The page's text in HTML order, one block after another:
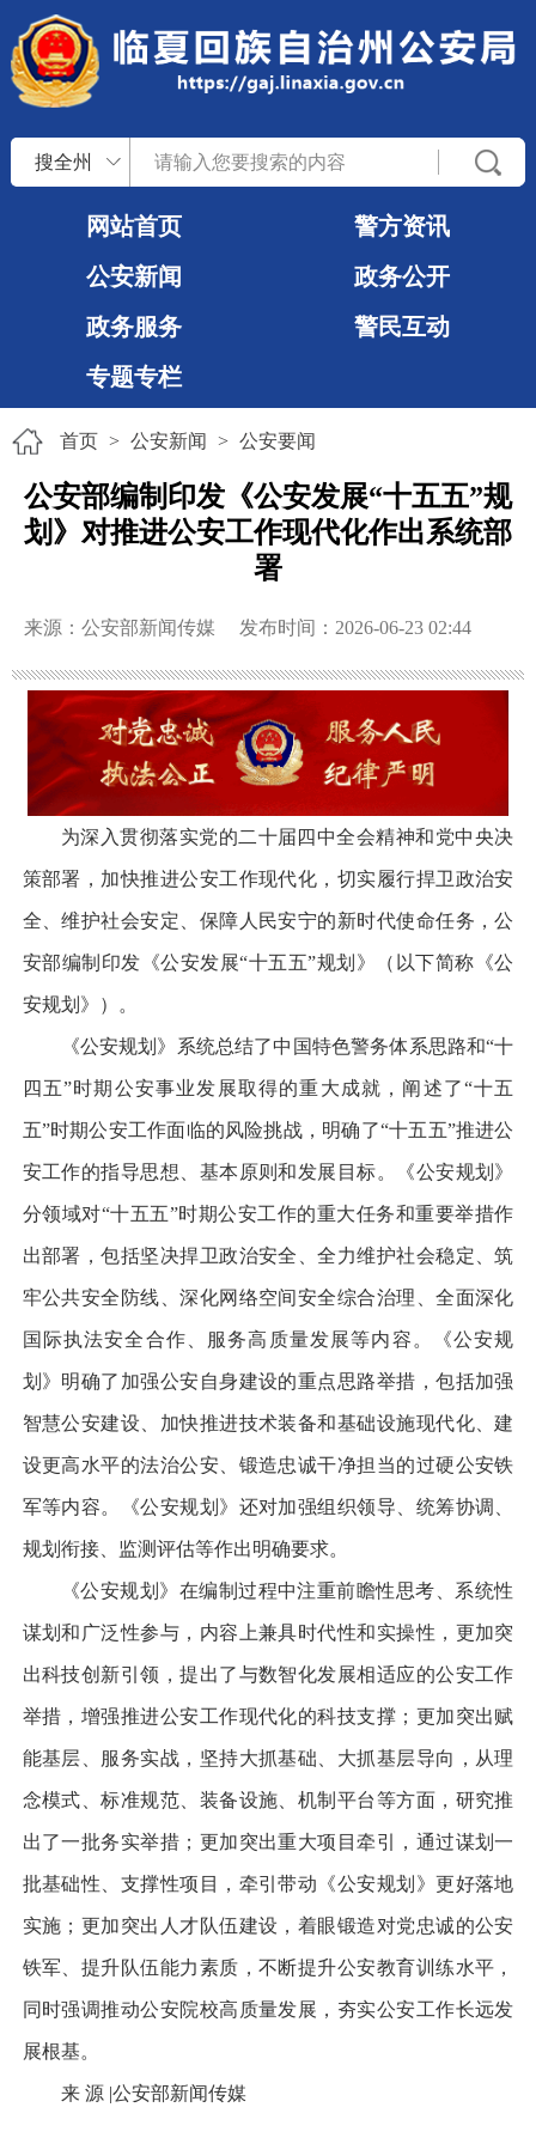
搜全州
网站首页
警方资讯
公安新闻
政务公开
政务服务
警民互动
专题专栏
首页 > 公安新闻 > 公安要闻
公安部编制印发《公安发展“十五五”规
划》对推进公安工作现代化作出系统部
署
来源：公安部新闻传媒 发布时间：2026-06-23 02:44
为深入贯彻落实党的二十届四中全会精神和党中央决
策部署，加快推进公安工作现代化，切实履行捍卫政治安
全、维护社会安定、保障人民安宁的新时代使命任务，公
安部编制印发《公安发展“十五五”规划》（以下简称《公
安规划》）。
《公安规划》系统总结了中国特色警务体系思路和“十
四五”时期公安事业发展取得的重大成就，阐述了“十五
五”时期公安工作面临的风险挑战，明确了“十五五”推进公
安工作的指导思想、基本原则和发展目标。《公安规划》
分领域对“十五五”时期公安工作的重大任务和重要举措作
出部署，包括坚决捍卫政治安全、全力维护社会稳定、筑
牢公共安全防线、深化网络空间安全综合治理、全面深化
国际执法安全合作、服务高质量发展等内容。《公安规
划》明确了加强公安自身建设的重点思路举措，包括加强
智慧公安建设、加快推进技术装备和基础设施现代化、建
设更高水平的法治公安、锻造忠诚干净担当的过硬公安铁
军等内容。《公安规划》还对加强组织领导、统筹协调、
规划衔接、监测评估等作出明确要求。
《公安规划》在编制过程中注重前瞻性思考、系统性
谋划和广泛性参与，内容上兼具时代性和实操性，更加突
出科技创新引领，提出了与数智化发展相适应的公安工作
举措，增强推进公安工作现代化的科技支撑；更加突出赋
能基层、服务实战，坚持大抓基础、大抓基层导向，从理
念模式、标准规范、装备设施、机制平台等方面，研究推
出了一批务实举措；更加突出重大项目牵引，通过谋划一
批基础性、支撑性项目，牵引带动《公安规划》更好落地
实施；更加突出人才队伍建设，着眼锻造对党忠诚的公安
铁军、提升队伍能力素质，不断提升公安教育训练水平，
同时强调推动公安院校高质量发展，夯实公安工作长远发
展根基。
来 源 |公安部新闻传媒